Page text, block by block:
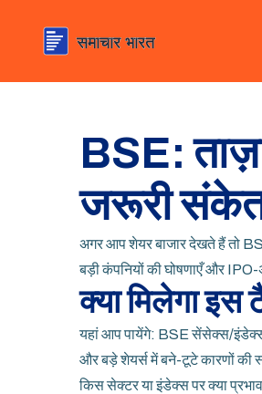
BSE:
जरूरी
अगर आप शेयर बाजार देखते हैं तो
बड़ी कंपनियों की घोषणाएँ और
क्या मिलेगा इस
यहां आप पायेंगे: BSE सेंसेक्स/इंडेक्स
और बड़े शेयर्स में बने-टूटे कारणों की
किस सेक्टर या इंडेक्स पर क्या